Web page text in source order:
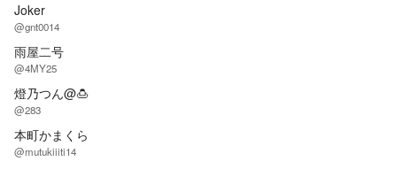
Joker
@gnt0014
雨屋二号
@4MY25
燈乃つん@🍮
@283
本町かまくら
@mutukiiiti14